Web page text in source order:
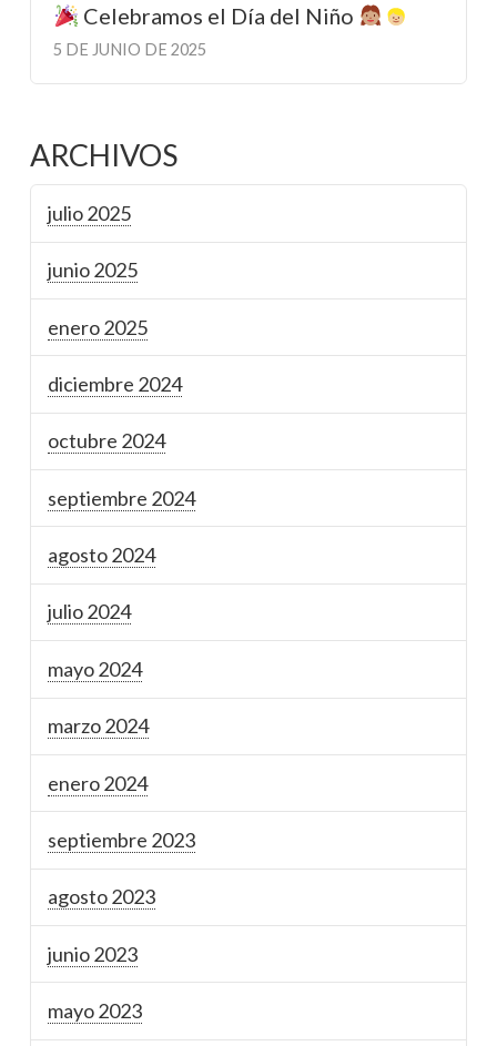
Celebramos el Día del Niño
5 DE JUNIO DE 2025
ARCHIVOS
julio 2025
junio 2025
enero 2025
diciembre 2024
octubre 2024
septiembre 2024
agosto 2024
julio 2024
mayo 2024
marzo 2024
enero 2024
septiembre 2023
agosto 2023
junio 2023
mayo 2023